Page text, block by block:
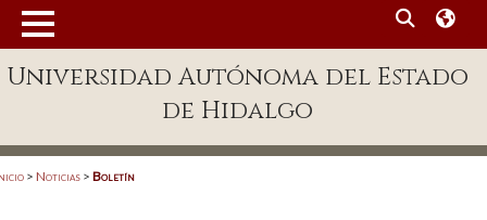
Enlaces
Universidad Autónoma del Estado
de Hidalgo
> Noticias > Boletín